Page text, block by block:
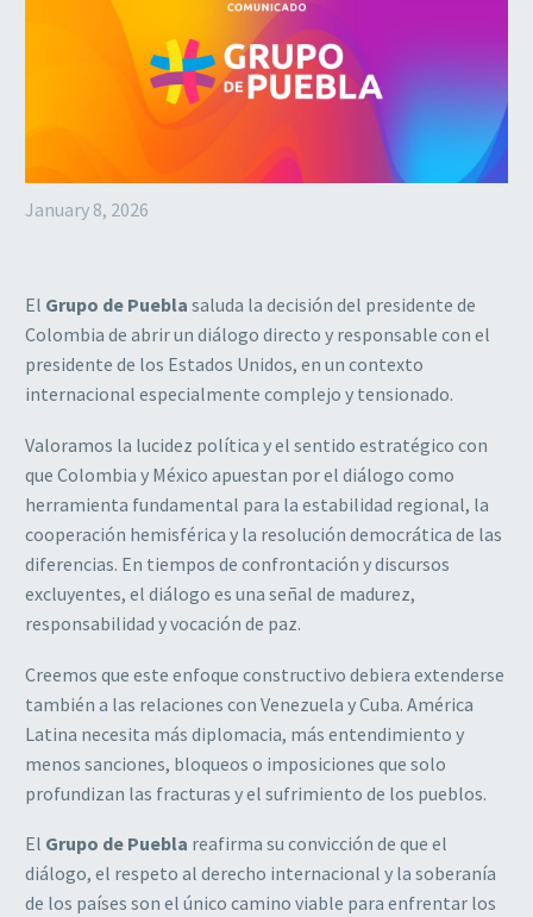
January 8, 2026
El Grupo de Puebla saluda la decisión del presidente de
Colombia de abrir un diálogo directo y responsable con el
presidente de los Estados Unidos, en un contexto
internacional especialmente complejo y tensionado.
Valoramos la lucidez política y el sentido estratégico con
que Colombia y México apuestan por el diálogo como
herramienta fundamental para la estabilidad regional, la
cooperación hemisférica y la resolución democrática de las
diferencias. En tiempos de confrontación y discursos
excluyentes, el diálogo es una señal de madurez,
responsabilidad y vocación de paz.
Creemos que este enfoque constructivo debiera extenderse
también a las relaciones con Venezuela y Cuba. América
Latina necesita más diplomacia, más entendimiento y
menos sanciones, bloqueos o imposiciones que solo
profundizan las fracturas y el sufrimiento de los pueblos.
El Grupo de Puebla reafirma su convicción de que el
diálogo, el respeto al derecho internacional y la soberanía
de los países son el único camino viable para enfrentar los